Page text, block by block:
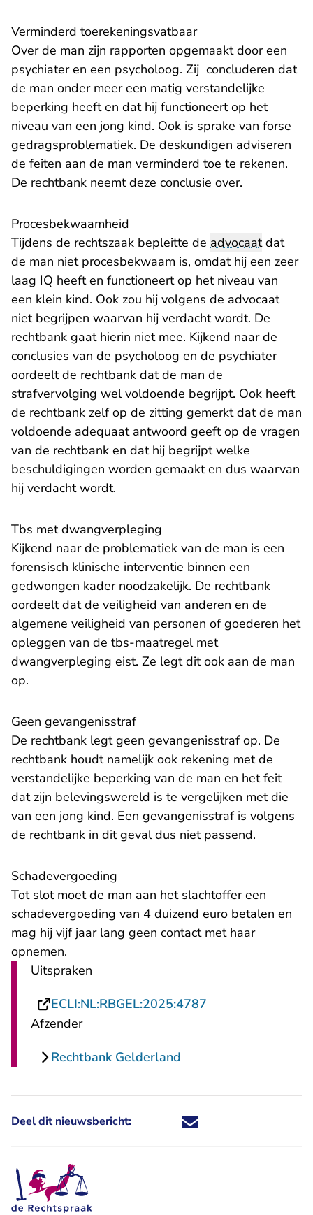
Verminderd toerekeningsvatbaar
Over de man zijn rapporten opgemaakt door een
psychiater en een psycholoog. Zij concluderen dat
de man onder meer een matig verstandelijke
beperking heeft en dat hij functioneert op het
niveau van een jong kind. Ook is sprake van forse
gedragsproblematiek. De deskundigen adviseren
de feiten aan de man verminderd toe te rekenen.
De rechtbank neemt deze conclusie over.
Procesbekwaamheid
Tijdens de rechtszaak bepleitte de advocaatdat
de man niet procesbekwaam is, omdat hij een zeer
laag IQ heeft en functioneert op het niveau van
een klein kind. Ook zou hij volgens de advocaat
niet begrijpen waarvan hij verdacht wordt. De
rechtbank gaat hierin niet mee. Kijkend naar de
conclusies van de psycholoog en de psychiater
oordeelt de rechtbank dat de man de
strafvervolging wel voldoende begrijpt. Ook heeft
de rechtbank zelf op de zitting gemerkt dat de man
voldoende adequaat antwoord geeft op de vragen
van de rechtbank en dat hij begrijpt welke
beschuldigingen worden gemaakt en dus waarvan
hij verdacht wordt.
Tbs met dwangverpleging
Kijkend naar de problematiek van de man is een
forensisch klinische interventie binnen een
gedwongen kader noodzakelijk. De rechtbank
oordeelt dat de veiligheid van anderen en de
algemene veiligheid van personen of goederen het
opleggen van de tbs-maatregel met
dwangverpleging eist. Ze legt dit ook aan de man
op.
Geen gevangenisstraf
De rechtbank legt geen gevangenisstraf op. De
rechtbank houdt namelijk ook rekening met de
verstandelijke beperking van de man en het feit
dat zijn belevingswereld is te vergelijken met die
van een jong kind. Een gevangenisstraf is volgens
de rechtbank in dit geval dus niet passend.
Schadevergoeding
Tot slot moet de man aan het slachtoffer een
schadevergoeding van 4 duizend euro betalen en
mag hij vijf jaar lang geen contact met haar
opnemen.
Uitspraken
ECLI:NL:RBGEL:2025:4787
Afzender
Rechtbank Gelderland
Deel dit nieuwsbericht: Deel dit nieuwsbericht via X -
Deel dit nieuwsbericht via
Deel dit nieuwsbericht
Deel dit